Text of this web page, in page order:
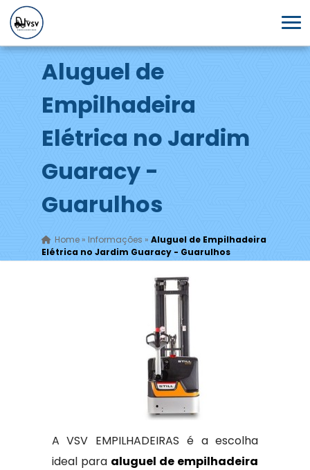
Aluguel de
Empilhadeira
Elétrica no Jardim
Guaracy -
Guarulhos
Home» Informações » Aluguel de Empilhadeira
Elétrica no Jardim Guaracy - Guarulhos
A VSV EMPILHADEIRAS é a escolha
ideal para aluguel de empilhadeira